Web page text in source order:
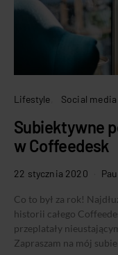
Lifestyle Social
Subiektywne
w Coffeedesk
22 stycznia 2020
Co to był za rok!
historii całego
przeplatały
Zapraszam na mój